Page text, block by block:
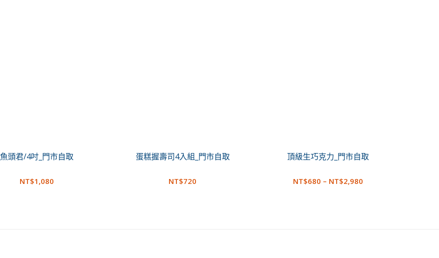
魚頭君/4吋_門市自取
NT$1,080
蛋糕握壽司4入組_門市自取
NT$720
頂級生巧克力_門市自取
NT$680 – NT$2,980